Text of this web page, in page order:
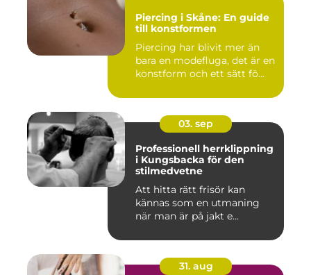
Piercing i Skåne: En guide
till konstformen
Piercing har blivit mer än
bara en modefluga, det är en
konstform och ett sätt fö...
03. sep
Professionell herrklippning
i Kungsbacka för den
stilmedvetne
Att hitta rätt frisör kan
kännas som en utmaning
när man är på jakt e...
31. aug